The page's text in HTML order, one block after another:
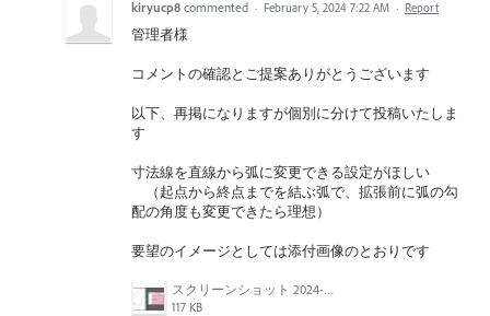
kiryucp8 commented · February 5, 2024 7:22 AM · Report
管理者様
コメントの確認とご提案ありがとうございます
以下、再掲になりますが個別に分けて投稿いたしま
す
寸法線を直線から弧に変更できる設定がほしい
（起点から終点までを結ぶ弧で、拡張前に弧の勾
配の角度も変更できたら理想）
要望のイメージとしては添付画像のとおりです
スクリーンショット 2024-02-03 12.54.54.png
117 KB